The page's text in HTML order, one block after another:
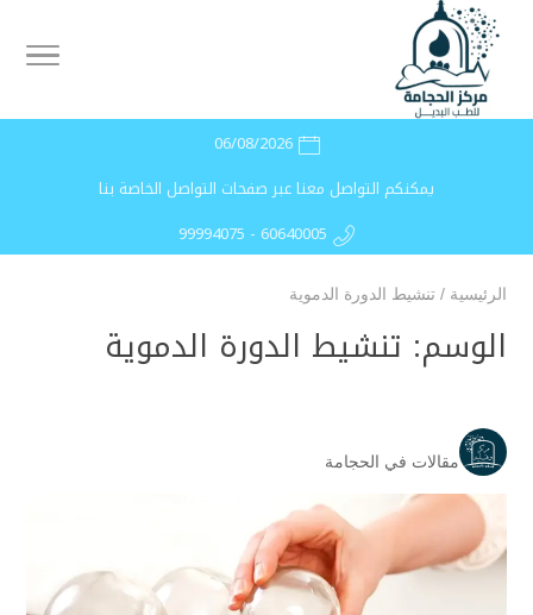
06/08/2026
يمكنكم التواصل معنا عبر صفحات التواصل الخاصة بنا
99994075 - 60640005
الرئيسية / تنشيط الدورة الدموية
الوسم: تنشيط الدورة الدموية
مقالات في الحجامة